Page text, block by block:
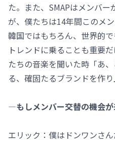
た。また、SMAPはメンバ
が、僕たちは14年間このメ
韓国ではもちろん、世界的
トレンドに乗ることも重要
たちの音楽を聞いた時「あ
る、確固たるブランドを作り
―もしメンバー交替の機会が
エリック：僕はドンワンさん